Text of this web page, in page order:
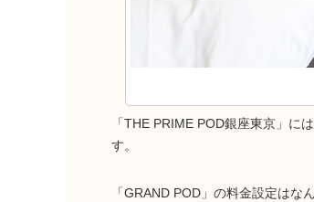
「THE PRIME POD銀座東京」に
す。
「GRAND POD」の料金設定はな